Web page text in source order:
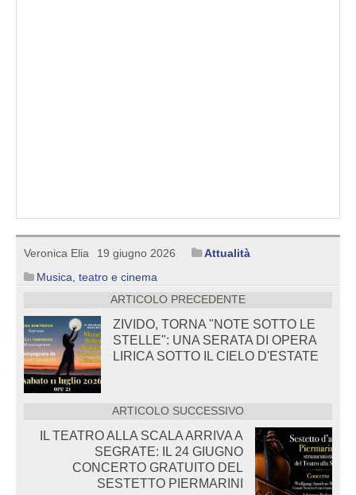
Veronica Elia 19 giugno 2026
Attualità
Musica, teatro e cinema
ARTICOLO PRECEDENTE
ZIVIDO, TORNA "NOTE SOTTO LE
STELLE": UNA SERATA DI OPERA
LIRICA SOTTO IL CIELO D'ESTATE
ARTICOLO SUCCESSIVO
IL TEATRO ALLA SCALA ARRIVA A
SEGRATE: IL 24 GIUGNO
CONCERTO GRATUITO DEL
SESTETTO PIERMARINI